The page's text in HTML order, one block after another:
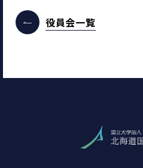
役員会一覧